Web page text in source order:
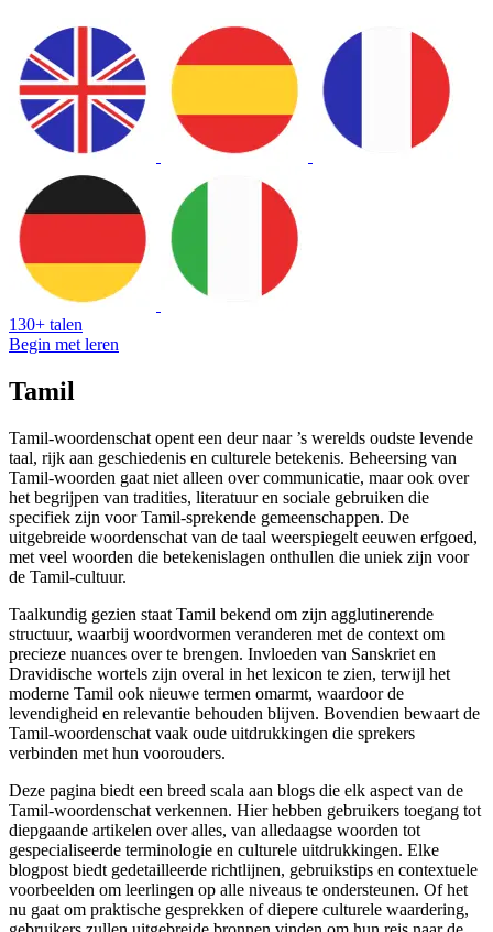
130+ talen
Begin met leren
Tamil
Tamil-woordenschat opent een deur naar ’s werelds oudste levende
taal, rijk aan geschiedenis en culturele betekenis. Beheersing van
Tamil-woorden gaat niet alleen over communicatie, maar ook over
het begrijpen van tradities, literatuur en sociale gebruiken die
specifiek zijn voor Tamil-sprekende gemeenschappen. De
uitgebreide woordenschat van de taal weerspiegelt eeuwen erfgoed,
met veel woorden die betekenislagen onthullen die uniek zijn voor
de Tamil-cultuur.
Taalkundig gezien staat Tamil bekend om zijn agglutinerende
structuur, waarbij woordvormen veranderen met de context om
precieze nuances over te brengen. Invloeden van Sanskriet en
Dravidische wortels zijn overal in het lexicon te zien, terwijl het
moderne Tamil ook nieuwe termen omarmt, waardoor de
levendigheid en relevantie behouden blijven. Bovendien bewaart de
Tamil-woordenschat vaak oude uitdrukkingen die sprekers
verbinden met hun voorouders.
Deze pagina biedt een breed scala aan blogs die elk aspect van de
Tamil-woordenschat verkennen. Hier hebben gebruikers toegang tot
diepgaande artikelen over alles, van alledaagse woorden tot
gespecialiseerde terminologie en culturele uitdrukkingen. Elke
blogpost biedt gedetailleerde richtlijnen, gebruikstips en contextuele
voorbeelden om leerlingen op alle niveaus te ondersteunen. Of het
nu gaat om praktische gesprekken of diepere culturele waardering,